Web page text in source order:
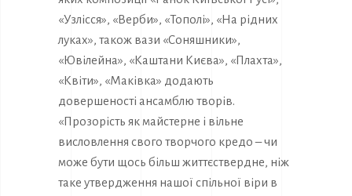
«Узлісся», «Верби», «Тополі», «На рідних
луках», також вази «Соняшники»,
«Ювілейна», «Каштани Києва», «Плахта»,
«Квіти», «Маківка» додають
довершеності ансамблю творів.
«Прозорість як майстерне і вільне
висловлення свого творчого кредо – чи
може бути щось більш життєствердне, ніж
таке утвердження нашої спільної віри в